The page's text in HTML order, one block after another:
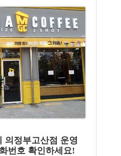
의정부고산점 운영
번호 확인하세요!